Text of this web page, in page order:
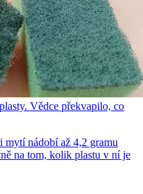
Vědce překvapilo, co
nádobí až 4,2 gramu
na tom, kolik plastu v ní je